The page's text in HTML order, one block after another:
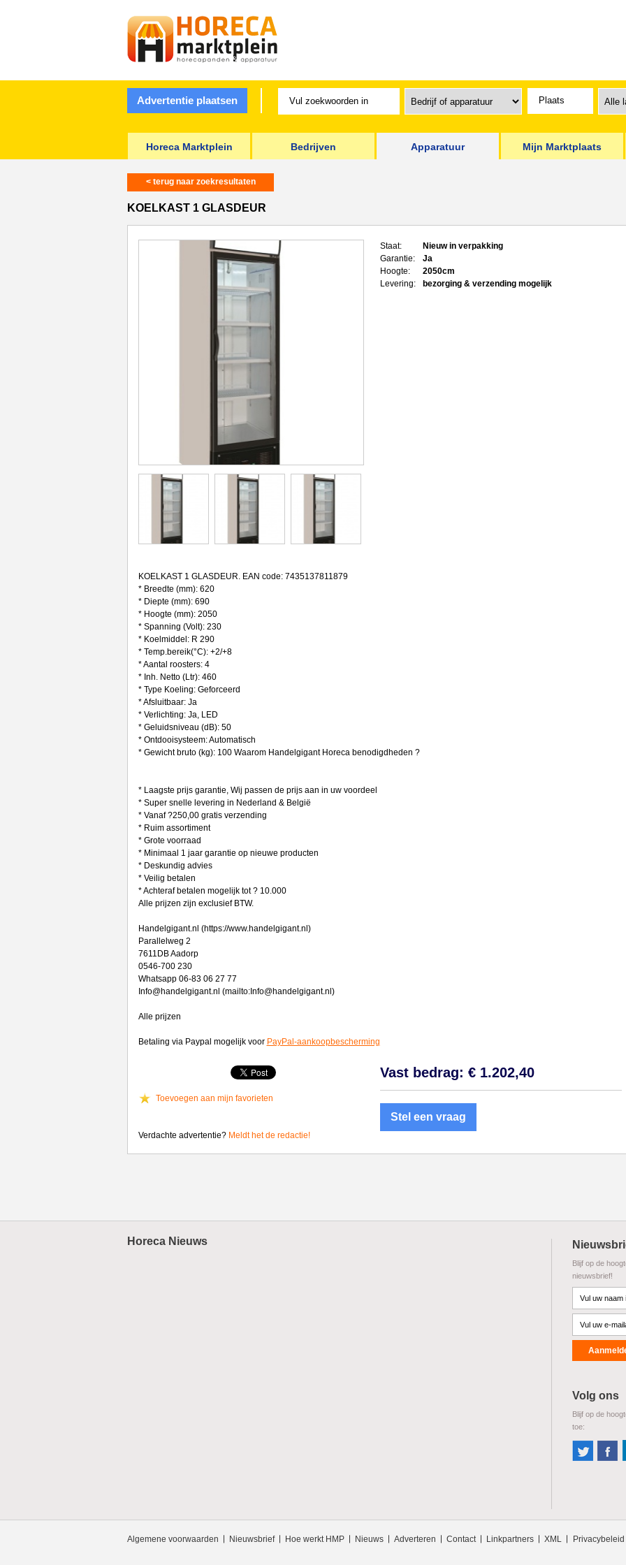
Advertentie plaatsen
Horeca Marktplein Bedrijven Apparatuur Mijn Marktplaats
< terug naar zoekresultaten
KOELKAST 1 GLASDEUR
Staat:
Nieuw in verpakking
Garantie:
Ja
Hoogte:
2050cm
Levering:
bezorging & verzending mogelijk
KOELKAST 1 GLASDEUR. EAN code: 7435137811879
* Breedte (mm): 620
* Diepte (mm): 690
* Hoogte (mm): 2050
* Spanning (Volt): 230
* Koelmiddel: R 290
* Temp.bereik(°C): +2/+8
* Aantal roosters: 4
* Inh. Netto (Ltr): 460
* Type Koeling: Geforceerd
* Afsluitbaar: Ja
* Verlichting: Ja, LED
* Geluidsniveau (dB): 50
* Ontdooisysteem: Automatisch
* Gewicht bruto (kg): 100 Waarom Handelgigant Horeca benodigdheden ?
* Laagste prijs garantie, Wij passen de prijs aan in uw voordeel
* Super snelle levering in Nederland & België
* Vanaf ?250,00 gratis verzending
* Ruim assortiment
* Grote voorraad
* Minimaal 1 jaar garantie op nieuwe producten
* Deskundig advies
* Veilig betalen
* Achteraf betalen mogelijk tot ? 10.000
Alle prijzen zijn exclusief BTW.
Handelgigant.nl (https://www.handelgigant.nl)
Parallelweg 2
7611DB Aadorp
0546-700 230
Whatsapp 06-83 06 27 77
Info@handelgigant.nl (mailto:Info@handelgigant.nl)
Alle prijzen
Betaling via Paypal mogelijk voor PayPal-aankoopbescherming
Toevoegen aan mijn favorieten
Vast bedrag: € 1.202,40
Stel een vraag
Verdachte advertentie? Meldt het de redactie!
Horeca Nieuws
Blijf op de
nieuwsbrief!
Volg ons
Blijf op de
toe:
Algemene voorwaarden Nieuwsbrief Hoe werkt HMP Nieuws Adverteren Contact Linkpartners XML Privacybeleid